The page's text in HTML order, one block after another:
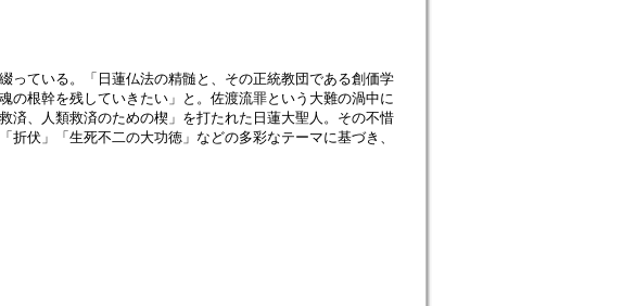
っている。「日蓮仏法の精髄と、その正統教団である創価学
の根幹を残していきたい」と。佐渡流罪という大難の渦中に
済、人類救済のための楔」を打たれた日蓮大聖人。その不惜
伏」「生死不二の大功徳」などの多彩なテーマに基づき、